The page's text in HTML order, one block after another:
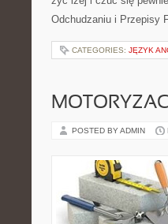
Odchudzaniu i Przepisy
CATEGORIES: JĘZYK
POSTED BY ADMIN